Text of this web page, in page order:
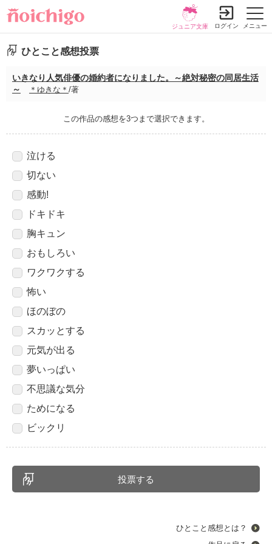
メニュー
ジュニア文庫 ログイン
ひとこと感想投票
いきなり人気俳優の婚約者になりました。～絶対秘密の同居生活
～
＊ゆきな＊ /著
この作品の感想を3つまで選択できます。
泣ける
切ない
感動!
ドキドキ
胸キュン
おもしろい
ワクワクする
怖い
ほのぼの
スカッとする
元気が出る
夢いっぱい
不思議な気分
ためになる
ビックリ
ひとこと感想とは？